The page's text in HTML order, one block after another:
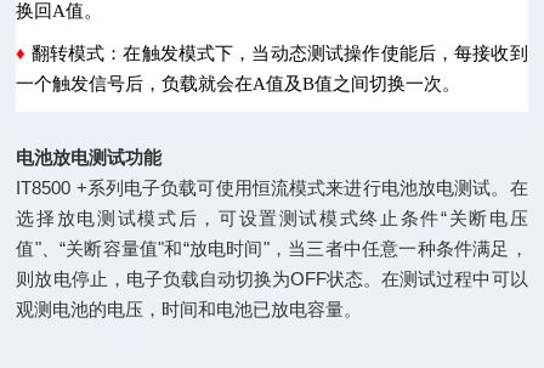
换回A值。
♦ 翻转模式：在触发模式下，当动态测试操作使能后，每接收到
一个触发信号后，负载就会在A值及B值之间切换一次。
电池放电测试功能
IT8500 +系列电子负载可使用恒流模式来进行电池放电测试。在
选择放电测试模式后，可设置测试模式终止条件“关断电压
值"、“关断容量值"和“放电时间"，当三者中任意一种条件满足，
则放电停止，电子负载自动切换为OFF状态。在测试过程中可以
观测电池的电压，时间和电池已放电容量。